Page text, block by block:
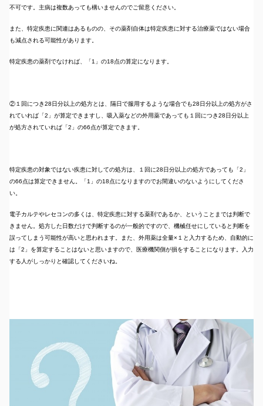
不可です。主病は複数あっても構いませんのでご留意ください。
また、特定疾患に関連はあるものの、その薬剤自体は特定疾患に対する治療薬ではない場合
も減点される可能性があります。
特定疾患の薬剤でなければ、「1」の18点の算定になります。
②１回につき28日分以上の処方とは、隔日で服用するような場合でも28日分以上の処方がさ
れていれば「2」が算定できますし、吸入薬などの外用薬であっても１回につき28日分以上
が処方されていれば「2」の66点が算定できます。
特定疾患の対象ではない疾患に対しての処方は、１回に28日分以上の処方であっても「2」
の66点は算定できません。「1」の18点になりますのでお間違いのないようにしてくださ
い。
電子カルテやレセコンの多くは、特定疾患に対する薬剤であるか、ということまでは判断で
きません。処方した日数だけで判断するのが一般的ですので、機械任せにしていると判断を
誤ってしまう可能性が高いと思われます。また、外用薬は全量×１と入力するため、自動的に
は「2」を算定することはないと思いますので、医療機関側が損をすることになります。入力
する人がしっかりと確認してくださいね。